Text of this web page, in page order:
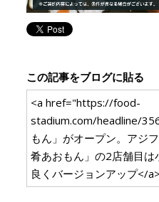
この記事をブログに貼る
<a href="https://food-
stadium.com/headline/
もん」がオープン。アジ
肴あおもん」の2店舗目
良くバージョンアップ</a>